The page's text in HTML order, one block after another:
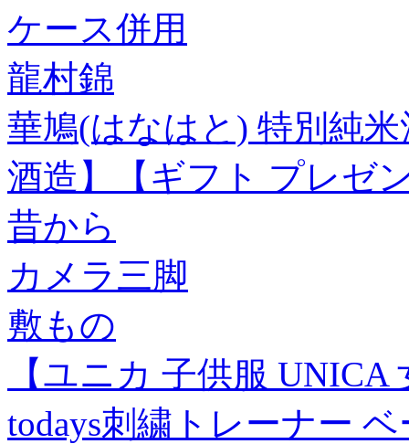
ケース併用
龍村錦
華鳩(はなはと) 特別純
酒造】【ギフト プレゼ
昔から
カメラ三脚
敷もの
【ユニカ 子供服
todays刺繍トレーナー